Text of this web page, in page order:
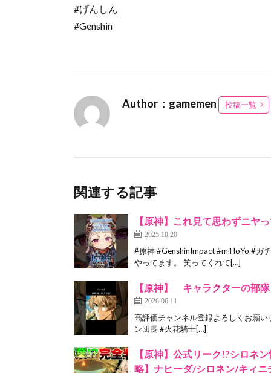
#げんしん
#Genshin
Author：gamemen 投稿一覧
関連する記事
【原神】これ見て思わずニヤ
2025.10.20
#原神 #GenshinImpact #miHoYo #ガ
やってます。 笑ってくれて[…]
【原神】 キャラクターの部
2026.06.11
高評価チャンネル登録よろしくお願
ン団長 #火花騎士[…]
【原神】公式リーク!?シロネ
略】ナヒーダ/シロネン/キィ